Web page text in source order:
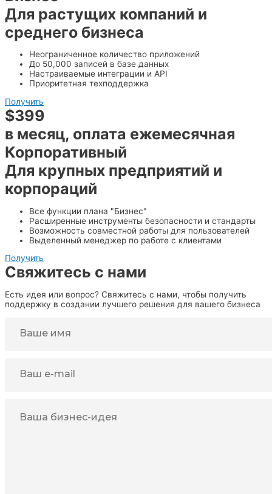
Для растущих компаний и
среднего бизнеса
Неограниченное количество приложений
До 50,000 записей в базе данных
Настраиваемые интеграции и API
Приоритетная техподдержка
Получить
$399
в месяц, оплата ежемесячная
Корпоративный
Для крупных предприятий и
корпораций
Все функции плана "Бизнес"
Расширенные инструменты безопасности и стандарты
Возможность совместной работы для пользователей
Выделенный менеджер по работе с клиентами
Получить
Свяжитесь с нами
Есть идея или вопрос? Свяжитесь с нами, чтобы получить
поддержку в создании лучшего решения для вашего бизнеса